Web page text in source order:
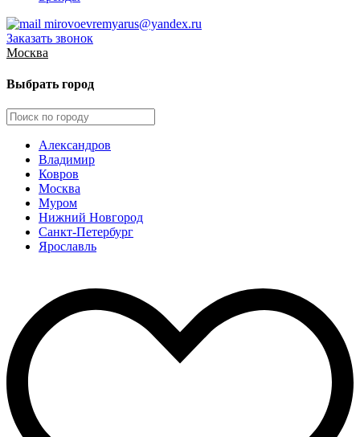
mirovoevremyarus@yandex.ru
Заказать звонок
Москва
Выбрать город
Александров
Владимир
Ковров
Москва
Муром
Нижний Новгород
Санкт-Петербург
Ярославль